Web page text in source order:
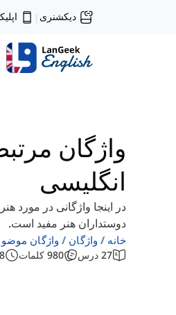
دیکشنری |
واژگان
انگلیسی
در اینجا واژگانی در مورد
دوستداران هنر مفید است.
خانه واژگان واژگان
27 درس 980 کلمات 8